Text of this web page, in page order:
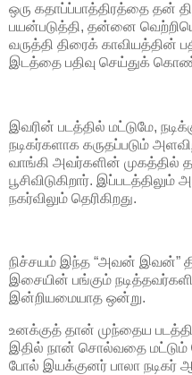
ஒரு கதாப்ப்பாத்திரத்தை தன்
பயன்படுத்தி, தன்னை
வருத்தி திரைக் காவியத்தின்
இடத்தை பதிவு செய்துக்
இவரின் படத்தில் மட்டுமே,
நடிகர்களாக கருதப்படும்
வாங்கி அவர்களின் முகத்தில்
பூசிவிடுகிறார்.
நகர்விலும் தெரிகிறது.
நிச்சயம் இந்த “அவன் இவன்”
இசையின் பங்கும்
இன்றியமையாத ஒன்று.
உனக்குத் தான் முந்தைய
இதில் நான் சொல்வதை மட்டும்
போல் இயக்குனர் பாலா நடிகர்